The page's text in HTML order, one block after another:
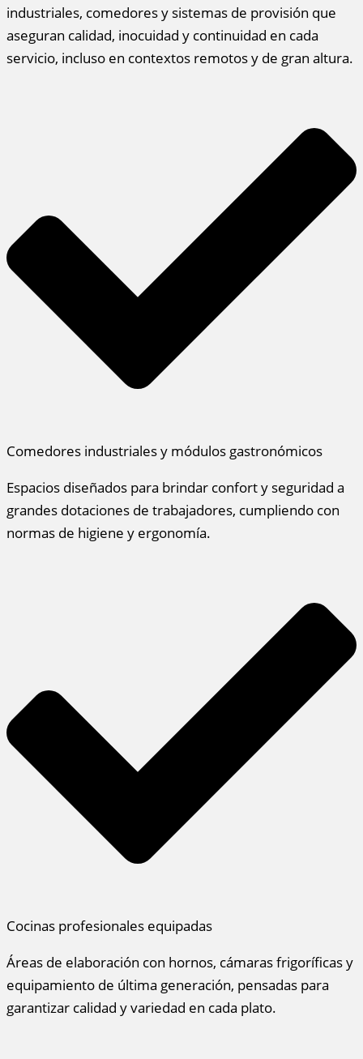
industriales, comedores y sistemas de provisión que
aseguran calidad, inocuidad y continuidad en cada
servicio, incluso en contextos remotos y de gran altura.
Comedores industriales y módulos gastronómicos
Espacios diseñados para brindar confort y seguridad a
grandes dotaciones de trabajadores, cumpliendo con
normas de higiene y ergonomía.
Cocinas profesionales equipadas
Áreas de elaboración con hornos, cámaras frigoríficas y
equipamiento de última generación, pensadas para
garantizar calidad y variedad en cada plato.